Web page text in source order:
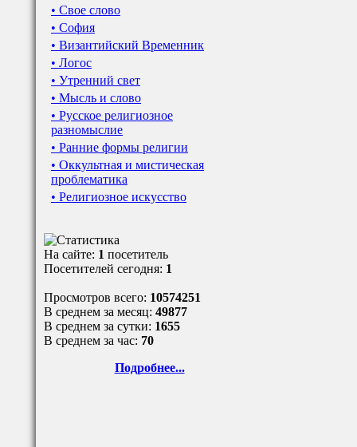
• Свое слово
• София
• Византийский Временник
• Логос
• Утренний свет
• Мысль и слово
• Русское религиозное
разномыслие
• Ранние формы религии
• Оккультная и мистическая
проблематика
• Религиозное искусство
На сайте: 1 посетитель
Посетителей сегодня: 1
Просмотров всего: 10574251
В среднем за месяц: 49877
В среднем за сутки: 1655
В среднем за час: 70
Подробнее...